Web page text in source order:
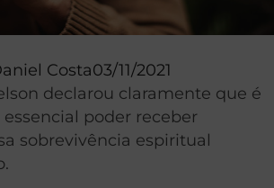
Costa03/11/2021
declarou claramente que é
poder receber
sobrevivência espiritual